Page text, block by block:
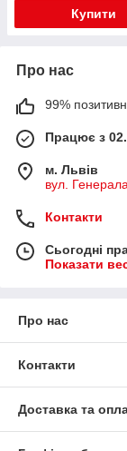
Купити
Про нас
99%
Працює з
м. Львів
вул.
Контакти
Сьогодні
Показати
Про нас
Контакти
Доставка та